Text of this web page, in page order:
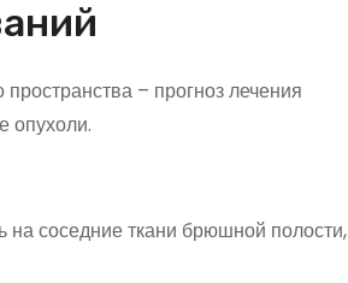
– прогноз лечения
опухоли.
на соседние ткани брюшной полости,